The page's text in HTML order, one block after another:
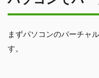
まずパソコンのバーチャ
す。